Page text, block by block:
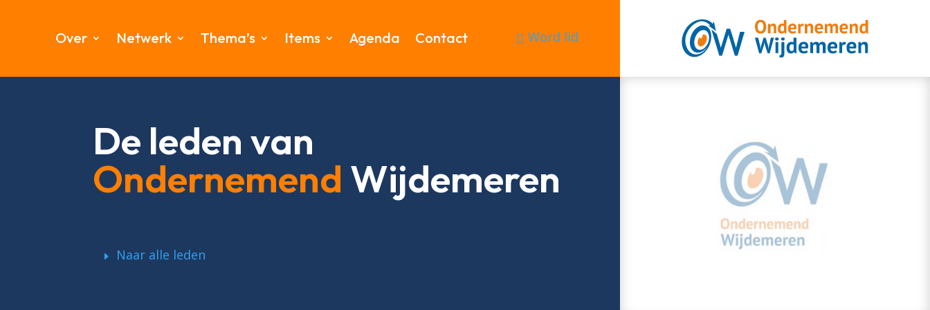
Over Netwerk Thema’s Items Agenda Contact Word lid
De leden van
Ondernemend Wijdemeren
Naar alle leden